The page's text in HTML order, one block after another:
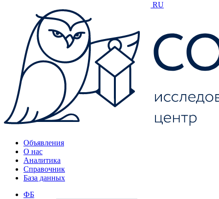
RU
Объявления
О нас
Аналитика
Справочник
База данных
ФБ